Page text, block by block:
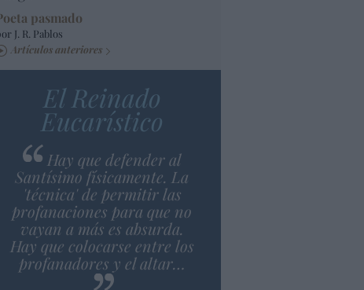
pasmado
J. R. Pablos
Artículos anteriores
El Reinado
Eucarístico
Hay que defender al
Santísimo físicamente. La
'técnica' de permitir las
profanaciones para que no
vayan a más es absurda.
Hay que colocarse entre los
profanadores y el altar…